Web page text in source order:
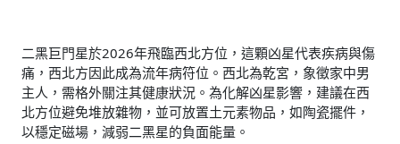
二黑巨門星於2026年飛臨西北方位，這顆凶星代表疾病與傷
痛，西北方因此成為流年病符位。西北為乾宮，象徵家中男
主人，需格外關注其健康狀況。為化解凶星影響，建議在西
北方位避免堆放雜物，並可放置土元素物品，如陶瓷擺件，
以穩定磁場，減弱二黑星的負面能量。